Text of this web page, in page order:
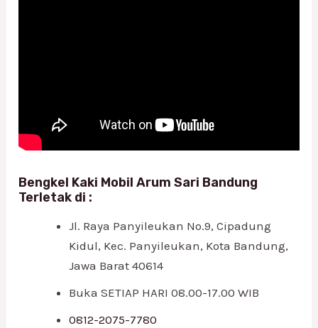
Bengkel Kaki Mobil Arum Sari Bandung
Terletak di :
Jl. Raya Panyileukan No.9, Cipadung
Kidul, Kec. Panyileukan, Kota Bandung,
Jawa Barat 40614
Buka SETIAP HARI 08.00-17.00 WIB
0812-2075-7780